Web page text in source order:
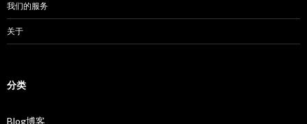
我们的服务
关于
分类
Blog博客